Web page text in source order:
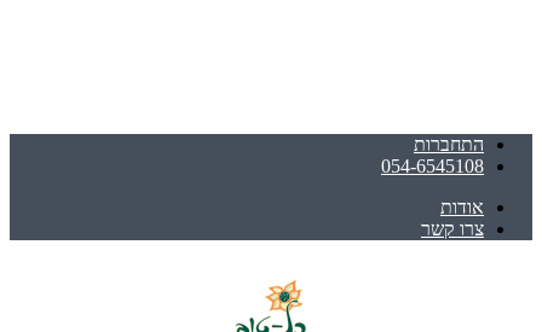
התחברות
054-6545108
אודות
צרו קשר